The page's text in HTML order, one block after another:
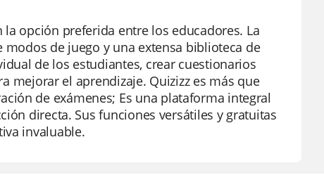
opción preferida entre los educadores. La
de juego y una extensa biblioteca de
de los estudiantes, crear cuestionarios
mejorar el aprendizaje. Quizizz es más que
de exámenes; Es una plataforma integral
directa. Sus funciones versátiles y gratuitas
invaluable.